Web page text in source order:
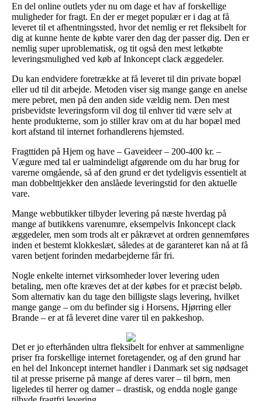
En del online outlets yder nu om dage et hav af forskellige
muligheder for fragt. En der er meget populær er i dag at få
leveret til et afhentningssted, hvor det nemlig er ret fleksibelt for
dig at kunne hente de købte varer den dag der passer dig. Den er
nemlig super uproblematisk, og tit også den mest letkøbte
leveringsmulighed ved køb af Inkoncept clack æggedeler.
Du kan endvidere foretrække at få leveret til din private bopæl
eller ud til dit arbejde. Metoden viser sig mange gange en anelse
mere pebret, men på den anden side vældig nem. Den mest
prisbevidste leveringsform vil dog til enhver tid være selv at
hente produkterne, som jo stiller krav om at du har bopæl med
kort afstand til internet forhandlerens hjemsted.
Fragttiden på Hjem og have – Gaveideer – 200-400 kr. –
Vægure med tal er ualmindeligt afgørende om du har brug for
varerne omgående, så af den grund er det tydeligvis essentielt at
man dobbelttjekker den anslåede leveringstid for den aktuelle
vare.
Mange webbutikker tilbyder levering på næste hverdag på
mange af butikkens varenumre, eksempelvis Inkoncept clack
æggedeler, men som trods alt er påkrævet at ordren gennemføres
inden et bestemt klokkeslæt, således at de garanteret kan nå at få
varen betjent forinden medarbejderne får fri.
Nogle enkelte internet virksomheder lover levering uden
betaling, men ofte kræves det at der købes for et præcist beløb.
Som alternativ kan du tage den billigste slags levering, hvilket
mange gange – om du befinder sig i Horsens, Hjørring eller
Brande – er at få leveret dine varer til en pakkeshop.
Det er jo efterhånden ultra fleksibelt for enhver at sammenligne
priser fra forskellige internet foretagender, og af den grund har
en hel del Inkoncept internet handler i Danmark set sig nødsaget
til at presse priserne på mange af deres varer – til børn, men
ligeledes til herrer og damer – drastisk, og endda nogle gange